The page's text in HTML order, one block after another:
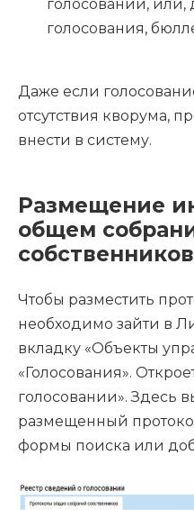
голосовании, или,
голосования,
Даже если
отсутствия кворума,
внести в систему.
Размещение
общем
Чтобы разместить
необходимо зайти в
вкладку «Объекты
«Голосования».
голосовании». Здесь
размещенный
формы поиска или